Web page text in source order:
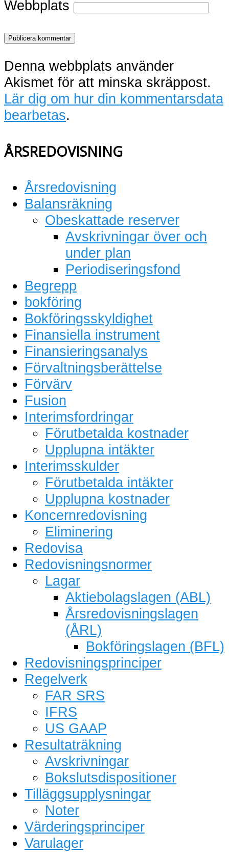
Webbplats
Denna webbplats använder
Akismet för att minska skräppost.
Lär dig om hur din kommentarsdata
bearbetas.
ÅRSREDOVISNING
Årsredovisning
Balansräkning
Obeskattade reserver
Avskrivningar över och
under plan
Periodiseringsfond
Begrepp
bokföring
Bokföringsskyldighet
Finansiella instrument
Finansieringsanalys
Förvaltningsberättelse
Förvärv
Fusion
Interimsfordringar
Förutbetalda kostnader
Upplupna intäkter
Interimsskulder
Förutbetalda intäkter
Upplupna kostnader
Koncernredovisning
Eliminering
Redovisa
Redovisningsnormer
Lagar
Aktiebolagslagen (ABL)
Årsredovisningslagen
(ÅRL)
Bokföringslagen (BFL)
Redovisningsprinciper
Regelverk
FAR SRS
IFRS
US GAAP
Resultaträkning
Avskrivningar
Bokslutsdispositioner
Tilläggsupplysningar
Noter
Värderingsprinciper
Varulager